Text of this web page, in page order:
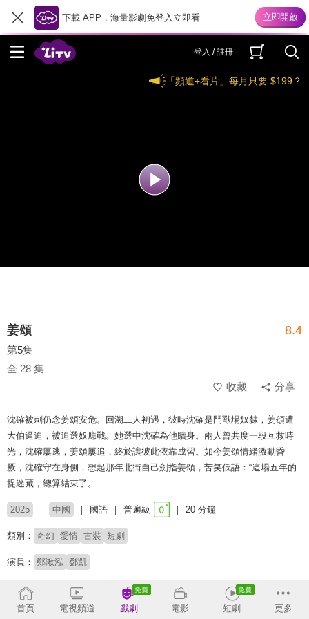
下載 APP，海量影劇免登入立即看
登入 / 註冊
「頻道+看片」每月只要 $199？
姜頌 8.4
第5集
全 28 集
收藏
分享
沈確被刺仍念姜頌安危。回溯二人初遇，彼時沈確是鬥獸場奴隸，姜頌遭
大伯逼迫，被迫選奴應戰。她選中沈確為他贖身。兩人曾共度一段互救時
光，沈確屢逃，姜頌屢追，終於讓彼此依靠成習。如今姜頌情緒激動昏
厥，沈確守在身側，想起那年北街自己劍指姜頌，苦笑低語：“這場五年的
捉迷藏，總算結束了。
2025 中國 國語 普遍級 20 分鐘
類別： 奇幻 愛情 古裝 短劇
演員： 鄭湫泓 鄧凱
導演：
首頁 電視頻道 戲劇 電影 短劇 更多